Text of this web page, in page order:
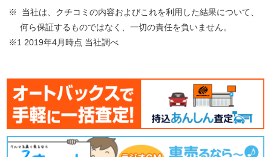
※ 当社は、クチコミの内容およびこれを利用した結果について、
何ら保証するものではなく、一切の責任を負いません。
※1 2019年4月時点 当社調べ